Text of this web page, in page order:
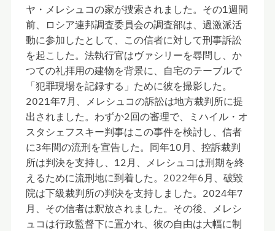
ヤ・メレシュコの家が捜索されました。その1週間
前、ロシア連邦調査委員会の調査部は、過激派活
動に参加したとして、この信者に対して刑事訴訟
を起こした。法執行官はヴァシリーを尋問し、か
つての礼拝用の建物を背景に、自宅のテーブルで
「犯罪現場を記録する」ために彼を撮影した。
2021年7月、メレシュコの訴訟は地方裁判所に提
出されました。わずか2回の審理で、ミハイル・オ
スタシェフスキー判事はこの事件を検討し、信者
に3年間の流刑を宣告した。同年10月、控訴裁判
所は判決を支持し、12月、メレシュコは刑期を終
えるために流刑地に到着した。2022年6月、破毀
院は下級裁判所の判決を支持しました。2024年7
月、その信者は釈放されました。その後、メレシ
ュコは行政監督下に置かれ、彼の自由は大幅に制